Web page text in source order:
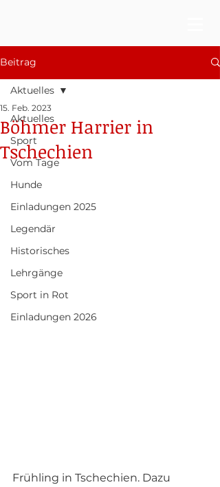
Beitrag
Aktuelles
Sport
Vom Tage
Hunde
Einladungen 2025
Legendär
Historisches
Lehrgänge
Sport in Rot
Einladungen 2026
Aktuelles
Böhmer Harrier in
Tschechien
15. Feb. 2023
Frühling in Tschechien. Dazu